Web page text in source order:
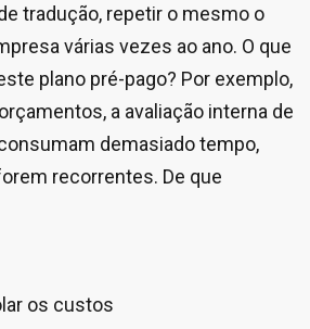
tradução, repetir o mesmo o
várias vezes ao ano. O que
plano pré-pago? Por exemplo,
a avaliação interna de
demasiado tempo,
recorrentes. De que
os custos